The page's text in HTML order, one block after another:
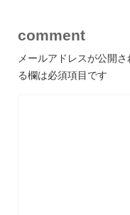
comment
メールアドレスが公開さ
る欄は必須項目です